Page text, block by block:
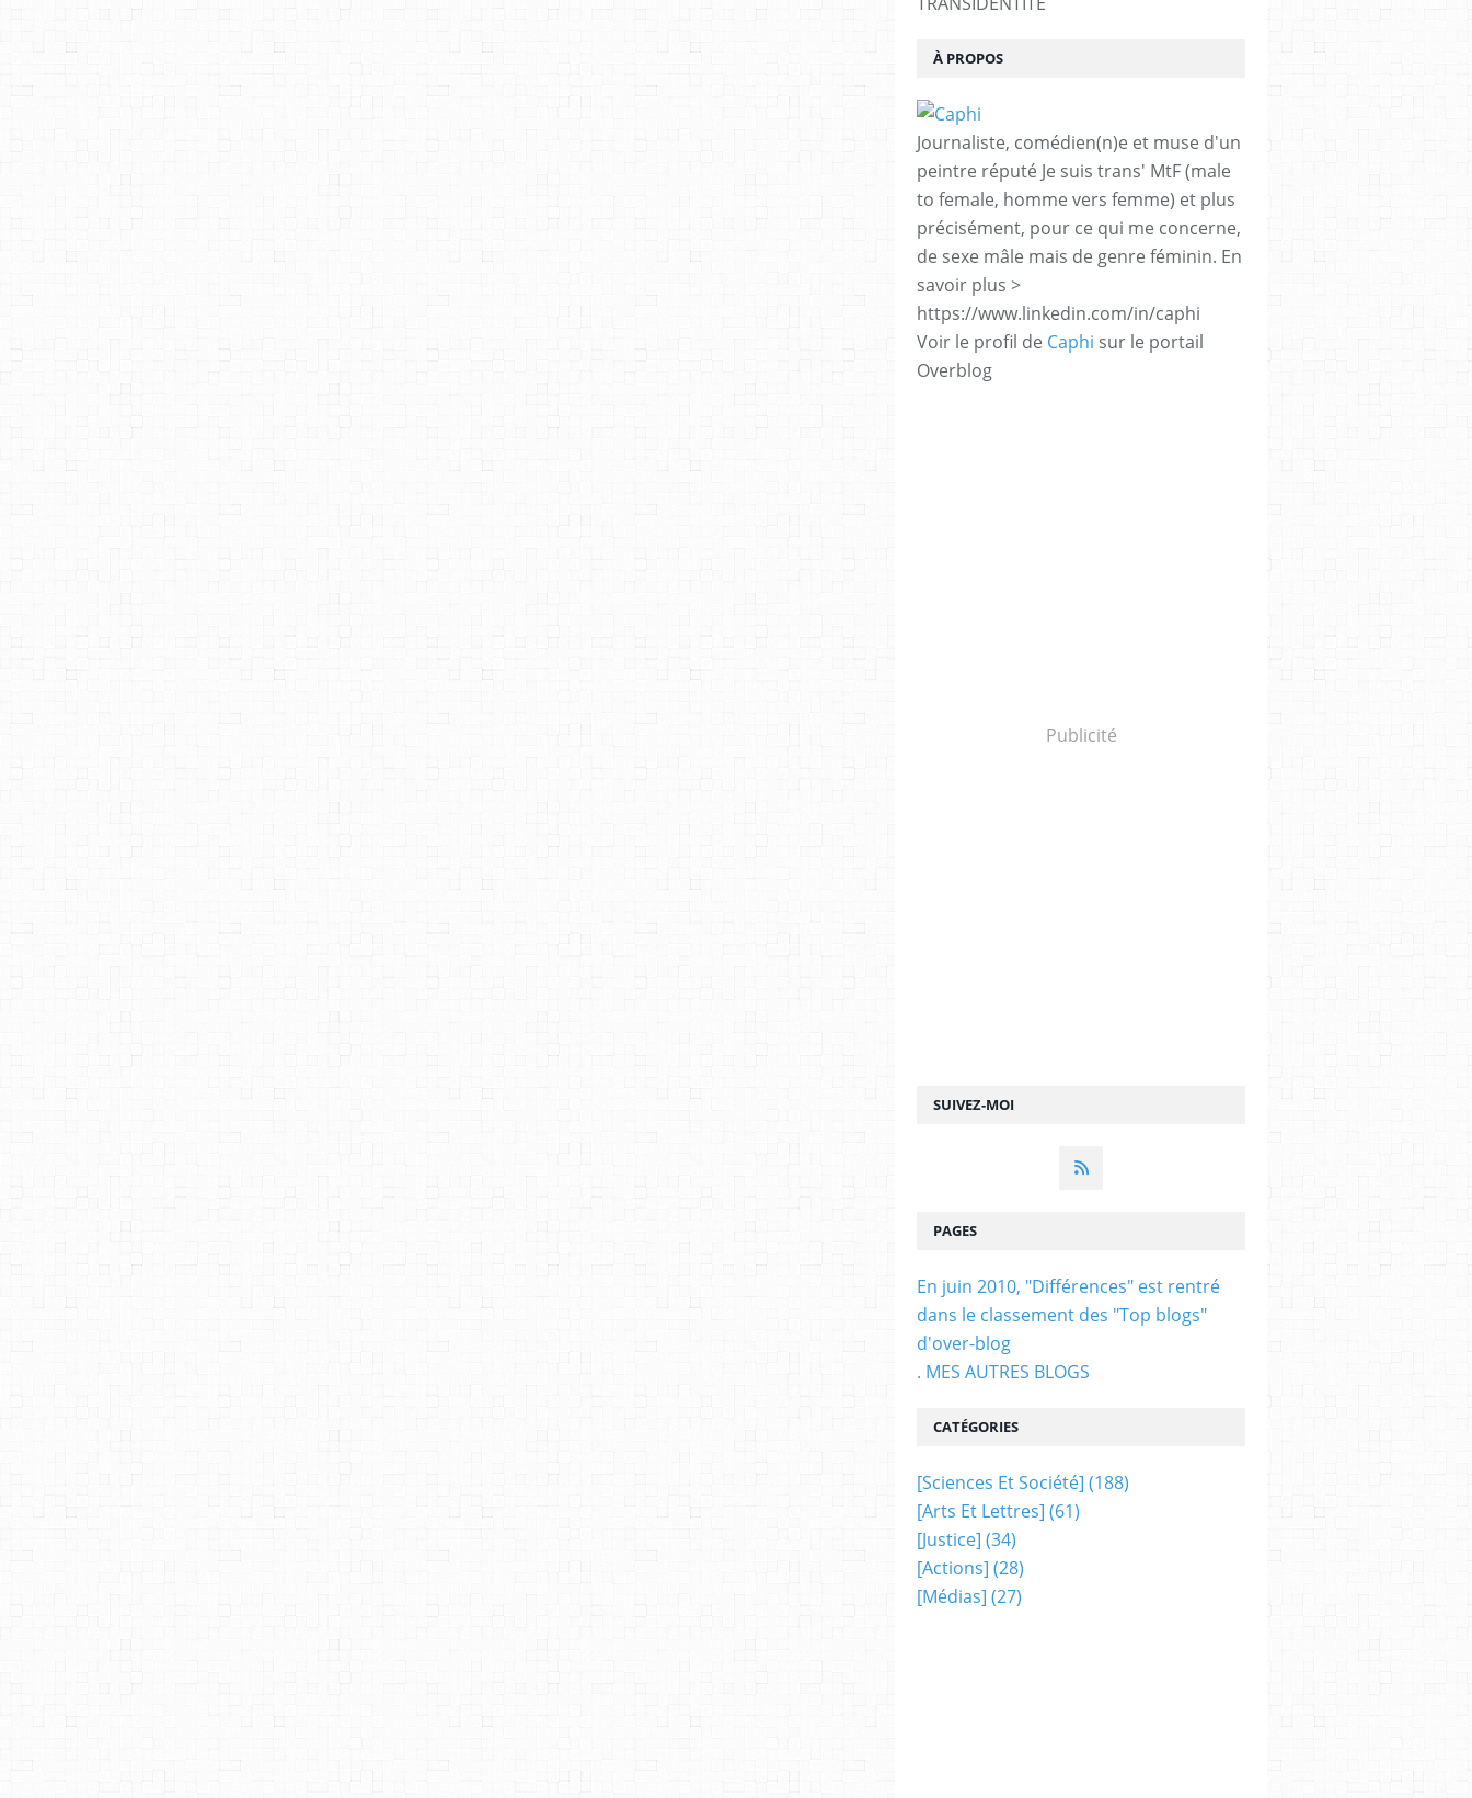
SUIVEZ-MOI
À PROPOS
Journaliste, comédien(n)e et muse d'un
peintre réputé Je suis trans' MtF (male
to female, homme vers femme) et plus
précisément, pour ce qui me concerne,
de sexe mâle mais de genre féminin. En
savoir plus >
https://www.linkedin.com/in/caphi
Voir le profil de Caphi sur le portail
Overblog
Publicité
PAGES
En juin 2010, "Différences" est rentré
dans le classement des "Top blogs"
d'over-blog
. MES AUTRES BLOGS
CATÉGORIES
[sciences Et Société] (188)
[arts Et Lettres] (61)
[justice] (34)
[actions] (28)
[médias] (27)